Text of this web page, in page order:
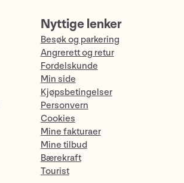
Nyttige lenker
Besøk og parkering
Angrerett og retur
Fordelskunde
Min side
Kjøpsbetingelser
Personvern
Cookies
Mine fakturaer
Mine tilbud
Bærekraft
Tourist